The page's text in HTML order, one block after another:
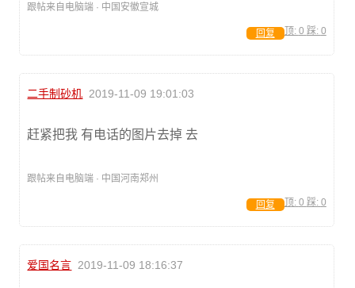
跟帖来自电脑端 · 中国安徽宣城
顶: 0 踩: 0
回复
二手制砂机 2019-11-09 19:01:03
赶紧把我 有电话的图片去掉 去
跟帖来自电脑端 · 中国河南郑州
顶: 0 踩: 0
回复
爱国名言 2019-11-09 18:16:37